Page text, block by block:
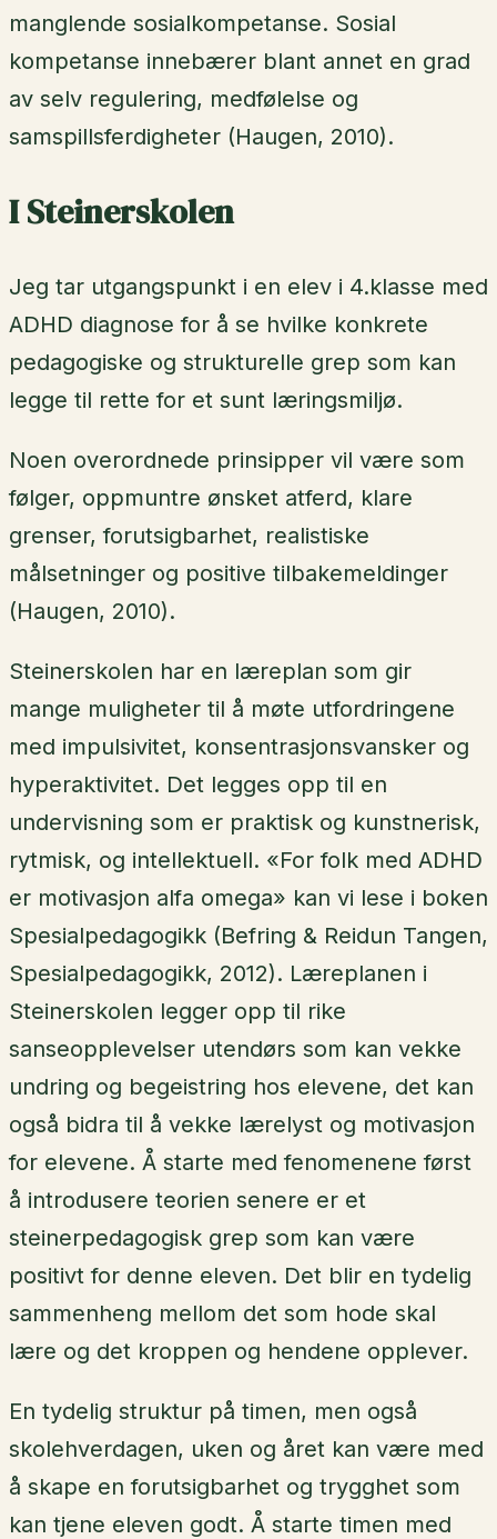
manglende sosialkompetanse. Sosial
kompetanse innebærer blant annet en grad
av selv regulering, medfølelse og
samspillsferdigheter (Haugen, 2010).
I Steinerskolen
Jeg tar utgangspunkt i en elev i 4.klasse med
ADHD diagnose for å se hvilke konkrete
pedagogiske og strukturelle grep som kan
legge til rette for et sunt læringsmiljø.
Noen overordnede prinsipper vil være som
følger, oppmuntre ønsket atferd, klare
grenser, forutsigbarhet, realistiske
målsetninger og positive tilbakemeldinger
(Haugen, 2010).
Steinerskolen har en læreplan som gir
mange muligheter til å møte utfordringene
med impulsivitet, konsentrasjonsvansker og
hyperaktivitet. Det legges opp til en
undervisning som er praktisk og kunstnerisk,
rytmisk, og intellektuell. «For folk med ADHD
er motivasjon alfa omega» kan vi lese i boken
Spesialpedagogikk (Befring & Reidun Tangen,
Spesialpedagogikk, 2012). Læreplanen i
Steinerskolen legger opp til rike
sanseopplevelser utendørs som kan vekke
undring og begeistring hos elevene, det kan
også bidra til å vekke lærelyst og motivasjon
for elevene. Å starte med fenomenene først
å introdusere teorien senere er et
steinerpedagogisk grep som kan være
positivt for denne eleven. Det blir en tydelig
sammenheng mellom det som hode skal
lære og det kroppen og hendene opplever.
En tydelig struktur på timen, men også
skolehverdagen, uken og året kan være med
å skape en forutsigbarhet og trygghet som
kan tjene eleven godt. Å starte timen med